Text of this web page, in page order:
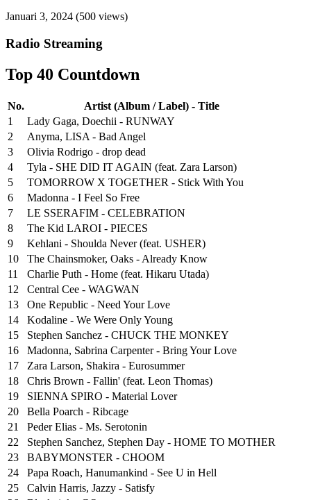
Januari 3, 2024 (500 views)
Radio Streaming
Top 40 Countdown
No.
Artist (Album / Label) - Title
1
Lady Gaga, Doechii - RUNWAY
2
Anyma, LISA - Bad Angel
3
Olivia Rodrigo - drop dead
4
Tyla - SHE DID IT AGAIN (feat. Zara Larson)
5
TOMORROW X TOGETHER - Stick With You
6
Madonna - I Feel So Free
7
LE SSERAFIM - CELEBRATION
8
The Kid LAROI - PIECES
9
Kehlani - Shoulda Never (feat. USHER)
10
The Chainsmoker, Oaks - Already Know
11
Charlie Puth - Home (feat. Hikaru Utada)
12
Central Cee - WAGWAN
13
One Republic - Need Your Love
14
Kodaline - We Were Only Young
15
Stephen Sanchez - CHUCK THE MONKEY
16
Madonna, Sabrina Carpenter - Bring Your Love
17
Zara Larson, Shakira - Eurosummer
18
Chris Brown - Fallin' (feat. Leon Thomas)
19
SIENNA SPIRO - Material Lover
20
Bella Poarch - Ribcage
21
Peder Elias - Ms. Serotonin
22
Stephen Sanchez, Stephen Day - HOME TO MOTHER
23
BABYMONSTER - CHOOM
24
Papa Roach, Hanumankind - See U in Hell
25
⁠Calvin Harris, Jazzy - Satisfy